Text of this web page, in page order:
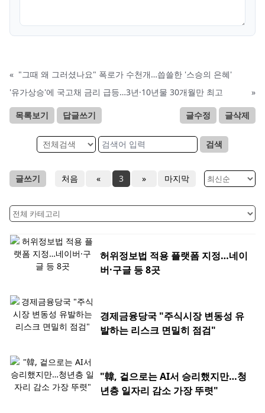
« "그때 왜 그러셨나요" 폭로가 수천개…씁쓸한 '스승의 은혜'
'유가상승'에 국고채 금리 급등…3년·10년물 30개월만 최고
»
목록보기 답글쓰기 글수정 글삭제
검색
글쓰기 처음 « 3 » 마지막
허위정보법 적용 플랫폼 지정…네이
버·구글 등 8곳
경제금융당국 "주식시장 변동성 유
발하는 리스크 면밀히 점검"
"韓, 겉으로는 AI서 승리했지만…청
년층 일자리 감소 가장 뚜렷"